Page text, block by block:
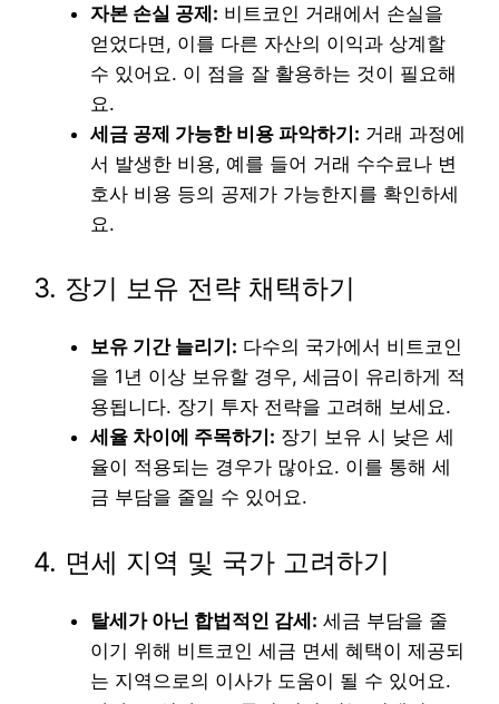
자본 손실 공제: 비트코인 거래에서 손실을
얻었다면, 이를 다른 자산의 이익과 상계할
수 있어요. 이 점을 잘 활용하는 것이 필요해
요.
세금 공제 가능한 비용 파악하기: 거래 과정에
서 발생한 비용, 예를 들어 거래 수수료나 변
호사 비용 등의 공제가 가능한지를 확인하세
요.
3. 장기 보유 전략 채택하기
보유 기간 늘리기: 다수의 국가에서 비트코인
을 1년 이상 보유할 경우, 세금이 유리하게 적
용됩니다. 장기 투자 전략을 고려해 보세요.
세율 차이에 주목하기: 장기 보유 시 낮은 세
율이 적용되는 경우가 많아요. 이를 통해 세
금 부담을 줄일 수 있어요.
4. 면세 지역 및 국가 고려하기
탈세가 아닌 합법적인 감세: 세금 부담을 줄
이기 위해 비트코인 세금 면세 혜택이 제공되
는 지역으로의 이사가 도움이 될 수 있어요.